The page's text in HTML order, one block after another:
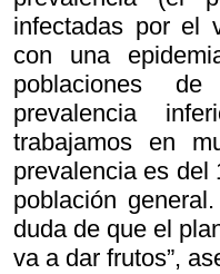
infectadas por el
con una
poblaciones
prevalencia
trabajamos en
prevalencia es del
población
duda de que el
va a dar frutos”,